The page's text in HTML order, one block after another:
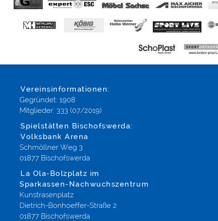
Vereinsinformationen:
Gegründet: 1908
Mitglieder: 333 (07/2019)
Spielstätten Bischofswerda:
Volksbank Arena
Schmöllner Weg 3
01877 Bischofswerda
La Ola-Bolzplatz im
Sparkassen-Nachwuchszentrum
Kunstrasenplatz
Dietrich-Bonhoeffer-Straße 2
01877 Bischofswerda